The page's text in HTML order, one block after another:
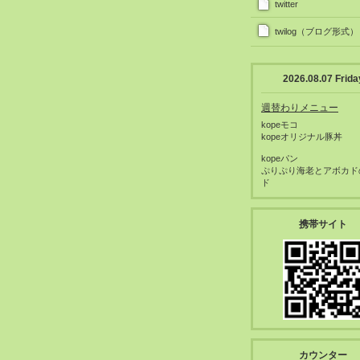
twitter
twilog（ブログ形式）
2026.08.07
週替わりメニュー
kopeモコ
kopeオリジナル豚丼
kopeパン
ぷりぷり海老とアボカド
ド
携帯サイト
カウンター